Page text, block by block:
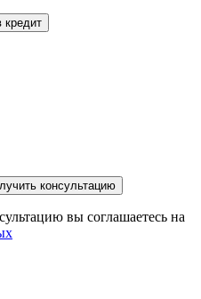
кредит
консультацию
вы соглашаетесь на